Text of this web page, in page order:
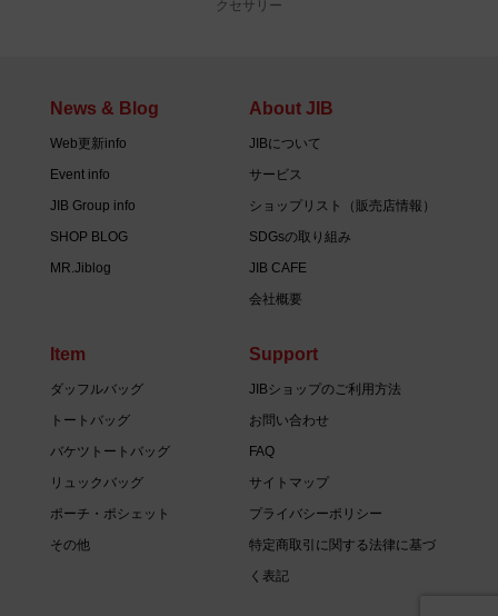
クセサリー
News & Blog
Web更新info
Event info
JIB Group info
SHOP BLOG
MR.Jiblog
About JIB
JIBについて
サービス
ショップリスト（販売店情報）
SDGsの取り組み
JIB CAFE
会社概要
Item
ダッフルバッグ
トートバッグ
バケツトートバッグ
リュックバッグ
ポーチ・ポシェット
その他
Support
JIBショップのご利用方法
お問い合わせ
FAQ
サイトマップ
プライバシーポリシー
特定商取引に関する法律に基づ
く表記